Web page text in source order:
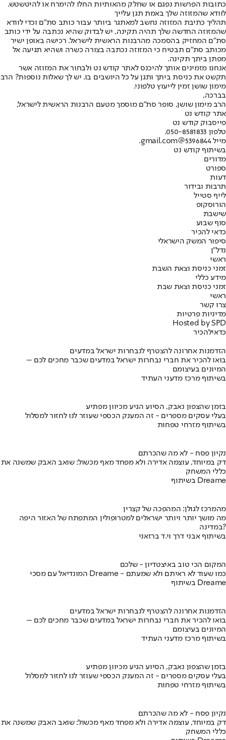
כתובות הפרשות נפגם או שחלק מהאותיות החלו להימרח או להיטשטש.
לוודא שהמזוזה שלך באמת תגן עלייך
תהליך כתיבת המזוזה נחשב למאתגר ביותר עבור כותב סת”ם וכדי לוודא
שהמזוזה החדשה שלך תהיה תקינה, יש לבדוק שהיא נכתבה על ידי כותב
סת”ם המחזיק בהסמכה מהרבנות הראשית לישראל. רכישה באופן ישיר
מכותב סת”ם תבטיח כי המזוזה נכתבה בצורה כשרה ושהיא תגיעה אל
מפתן ביתך תקינה.
אנחנו מזמינים אותך להיכנס לאתר קודש נט ולבחור את המזוזה אשר
תקשט את כניסת ביתך ותגן על כל היושבים בו. יש לך שאלות נוספות? הרב
מימון שושן זמין לייעוץ טלפוני.
בברכה,
הרב מימון שושן, סופר סת”ם מוסמך מטעם הרבנות הראשית לישראל,
אתר קודש נט
פייסבוק קודש נט
טלפון 050-8581833.
מייל 5396844@gmail.com.
בשיתוף קודש נט
מדורים
ספורט
דעות
תרבות ובידור
לייף סטייל
הורוסקופ
שישבת
סוף שבוע
כדאי להכיר
סיפור המשק הישראלי
נדל"ן
ראשי
זמני כניסת וצאת השבת
מידע כללי
זמני כניסת וצאת שבת
ראשי
צרו קשר
מדיניות פרטיות
Hosted by SPD
כדאילהכיר
הזדמנות אחרונה להצטרף לנבחרות ישראל במדעים
בואו להכיר את חברי נבחרות ישראל במדעים שכבר מחכים לכם –
המיונים בעיצומם
בשיתוף מרכז מדעני העתיד
בזמן שהצפון נאבק, הסיוע הגיע מכיוון מפתיע
בעלי עסקים מספרים - זה המענק הכספי שעוזר לנו לחזור למסלול
בשיתוף מזרחי טפחות
נקיון פסח - לא מה שהכרתם
דק במיוחד, עוצמה אדירה ולא מפחד מאף מכשול: שואב האבק שמשנה את
כללי המשחק
בשיתוף Dreame
מהמרכז לגולן: המהפכה של קצרין
מה מושך יותר ויותר ישראלים למטרופולין המתפתח של האזור היפה
במדינה?
בשיתוף אבני דרך וי.ד ברזאני
המקום הכי טוב באיצטדיון - שלכם
המונדיאל עם מסכי Dreame - כמו שעוד לא ראיתם ולא שמעתם
בשיתוף Dreame
הזדמנות אחרונה להצטרף לנבחרות ישראל במדעים
בואו להכיר את חברי נבחרות ישראל במדעים שכבר מחכים לכם –
המיונים בעיצומם
בשיתוף מרכז מדעני העתיד
בזמן שהצפון נאבק, הסיוע הגיע מכיוון מפתיע
בעלי עסקים מספרים - זה המענק הכספי שעוזר לנו לחזור למסלול
בשיתוף מזרחי טפחות
נקיון פסח - לא מה שהכרתם
דק במיוחד, עוצמה אדירה ולא מפחד מאף מכשול: שואב האבק שמשנה את
כללי המשחק